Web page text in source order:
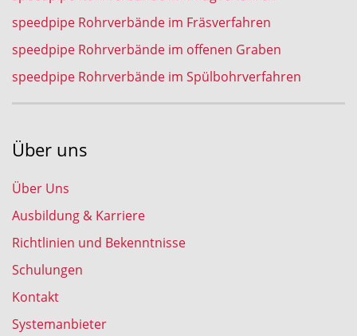
speedpipe Rohrverbände im Fräsverfahren
speedpipe Rohrverbände im offenen Graben
speedpipe Rohrverbände im Spülbohrverfahren
Über uns
Über Uns
Ausbildung & Karriere
Richtlinien und Bekenntnisse
Schulungen
Kontakt
Systemanbieter